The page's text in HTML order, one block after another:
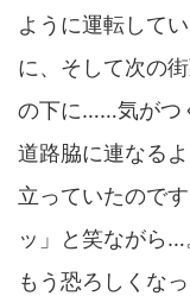
ように運転して
に、そして次の
の下に……気がつ
道路脇に連なる
立っていたので
ッ」と笑ながら…
もう恐ろしくな